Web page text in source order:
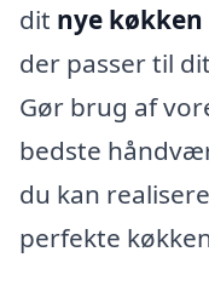
dit nye køkken
der passer til
Gør brug af
bedste
du kan
perfekte